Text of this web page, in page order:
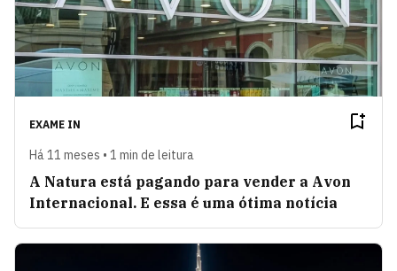
EXAME IN
Há 11 meses • 1 min de leitura
A Natura está pagando para vender a Avon
Internacional. E essa é uma ótima notícia